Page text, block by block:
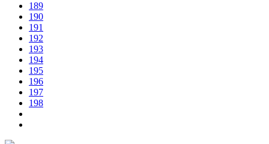
189
190
191
192
193
194
195
196
197
198